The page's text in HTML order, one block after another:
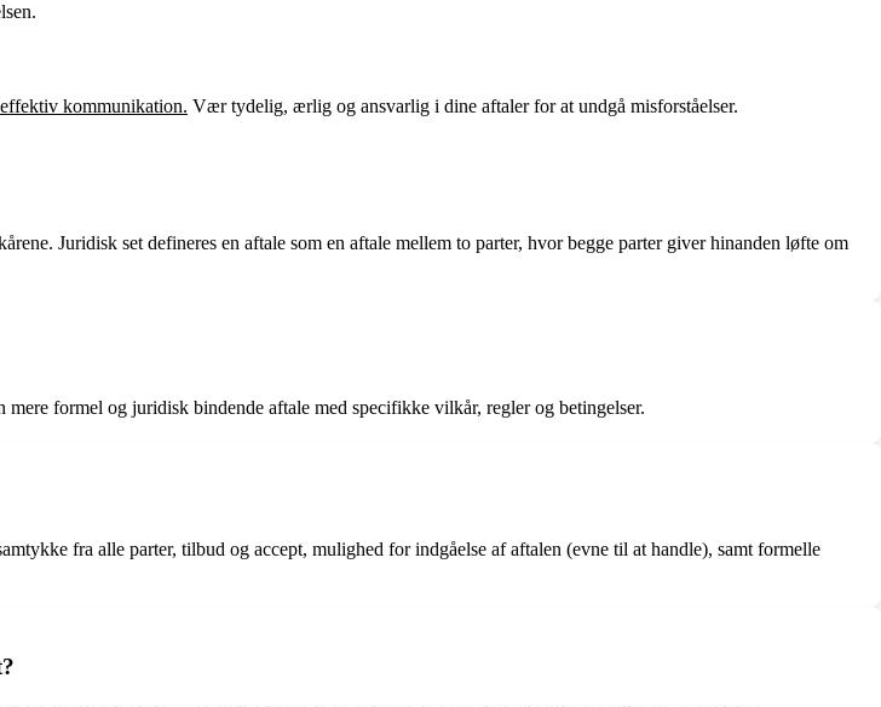
kommunikation. Vær tydelig, ærlig og ansvarlig i dine aftaler for at undgå misforståelser.
Juridisk set defineres en aftale som en aftale mellem to parter, hvor begge parter giver hinanden løfte om
formel og juridisk bindende aftale med specifikke vilkår, regler og betingelser.
fra alle parter, tilbud og accept, mulighed for indgåelse af aftalen (evne til at handle), samt formelle